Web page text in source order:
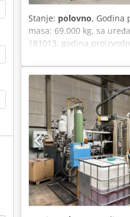
Stanje: polovno, Godina
masa: 69.000 kg, sa
181013, godina
proizvodnje: 2004,
W1200SL Pro Dose,
masa: 3.100 kg, snaga